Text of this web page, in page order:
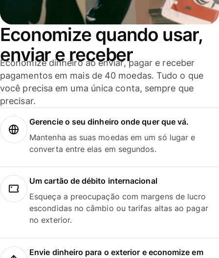
Economize quando usar,
enviar e receber
Economize dinheiro ao enviar, pagar e receber
pagamentos em mais de 40 moedas. Tudo o que
você precisa em uma única conta, sempre que
precisar.
Gerencie o seu dinheiro onde quer que vá.
Mantenha as suas moedas em um só lugar e
converta entre elas em segundos.
Um cartão de débito internacional
Esqueça a preocupação com margens de lucro
escondidas no câmbio ou tarifas altas ao pagar
no exterior.
Envie dinheiro para o exterior e economize em